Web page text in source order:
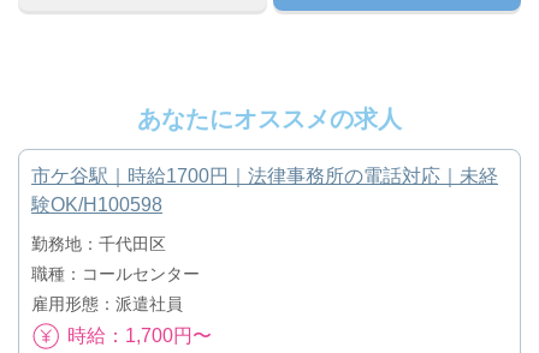
あなたにオススメの求人
市ケ谷駅｜時給1700円｜法律事務所の電話対応｜未経
験OK/H100598
勤務地：千代田区
職種：コールセンター
雇用形態：派遣社員
時給：1,700円〜